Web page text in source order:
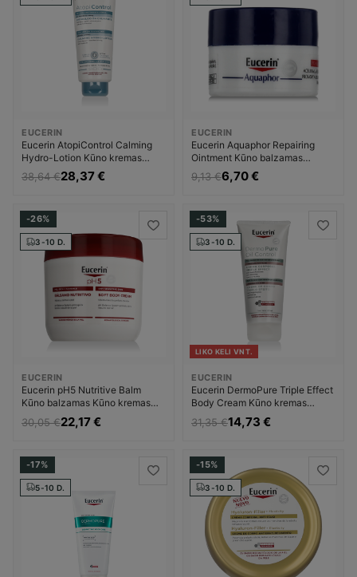
EUCERIN
Eucerin AtopiControl Calming
Hydro-Lotion Kūno kremas
Valomasis veido gelis Unisex
38,64 €28,37 €
EUCERIN
Eucerin Aquaphor Repairing
Ointment Kūno balzamas
Dermatologinis Kūno balzamas
Moterims
9,13 €6,70 €
-26%
3-10 D.
EUCERIN
Eucerin pH5 Nutritive Balm
Kūno balzamas Kūno kremas
Unisex
30,05 €22,17 €
-53%
3-10 D.
LIKO KELI VNT.
EUCERIN
Eucerin DermoPure Triple Effect
Body Cream Kūno kremas
Valomasis veido gelis Moterims
31,35 €14,73 €
-17%
5-10 D.
-15%
3-10 D.